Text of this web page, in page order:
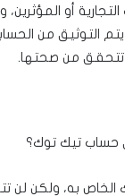
أو
التوثيق من
تتحقق من صحتها.
به، ولكن لن